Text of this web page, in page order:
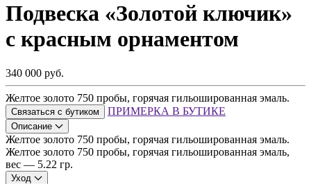
Подвеска «Золотой ключик»
с красным орнаментом
340 000 руб.
Желтое золото 750 пробы, горячая гильошированная эмаль.
Связаться с бутиком ПРИМЕРКА В БУТИКЕ
Описание
Желтое золото 750 пробы, горячая гильошированная эмаль.
Желтое золото 750 пробы, горячая гильошированная эмаль,
вес — 5.22 гр.
Уход